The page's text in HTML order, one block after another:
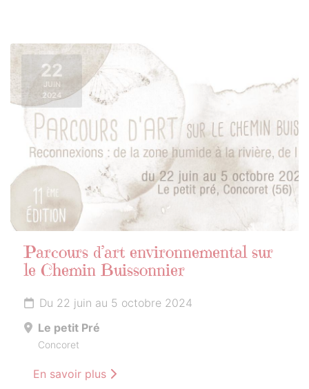
22
JUIN
2024
Parcours d’art environnemental sur
le Chemin Buissonnier
Du 22 juin au 5 octobre 2024
Le petit Pré
Concoret
En savoir plus